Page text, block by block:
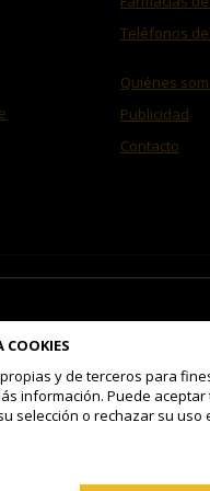
Teléfonos
Quiénes
Publicidad
Contacto
de uso
COOKIES
y de terceros para
información. Puede aceptar
selección o rechazar su uso